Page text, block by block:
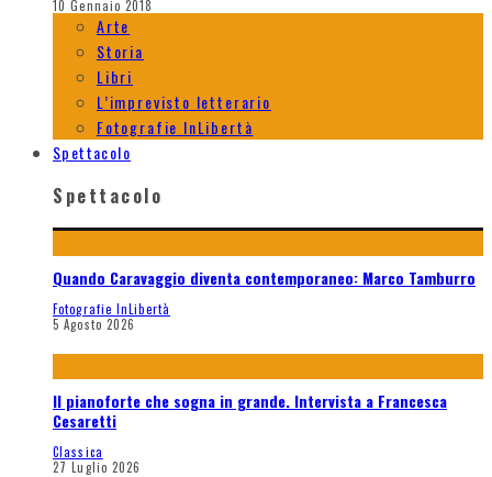
10 Gennaio 2018
Arte
Storia
Libri
L’imprevisto letterario
Fotografie InLibertà
Spettacolo
Spettacolo
Quando Caravaggio diventa contemporaneo: Marco Tamburro
Fotografie InLibertà
5 Agosto 2026
Il pianoforte che sogna in grande. Intervista a Francesca
Cesaretti
Classica
27 Luglio 2026